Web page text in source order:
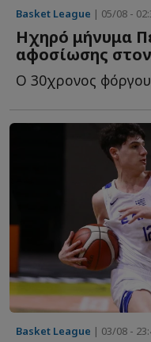
Basket League | 05/08 -
Ηχηρό μήνυμα
αφοσίωσης
Basket League | 03/08 -